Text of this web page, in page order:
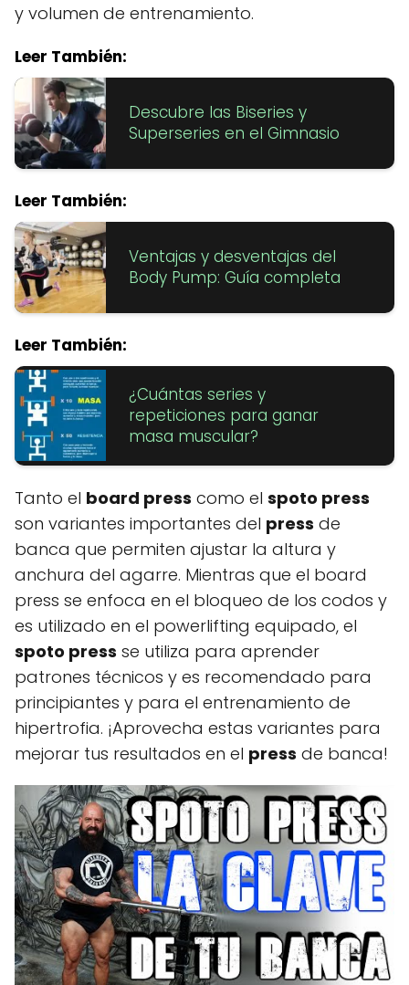
y volumen de entrenamiento.
Leer También:
Descubre las Biseries y
Superseries en el Gimnasio
Leer También:
Ventajas y desventajas del
Body Pump: Guía completa
Leer También:
¿Cuántas series y
repeticiones para ganar
masa muscular?
Tanto el board press como el spoto press
son variantes importantes del press de
banca que permiten ajustar la altura y
anchura del agarre. Mientras que el board
press se enfoca en el bloqueo de los codos y
es utilizado en el powerlifting equipado, el
spoto press se utiliza para aprender
patrones técnicos y es recomendado para
principiantes y para el entrenamiento de
hipertrofia. ¡Aprovecha estas variantes para
mejorar tus resultados en el press de banca!